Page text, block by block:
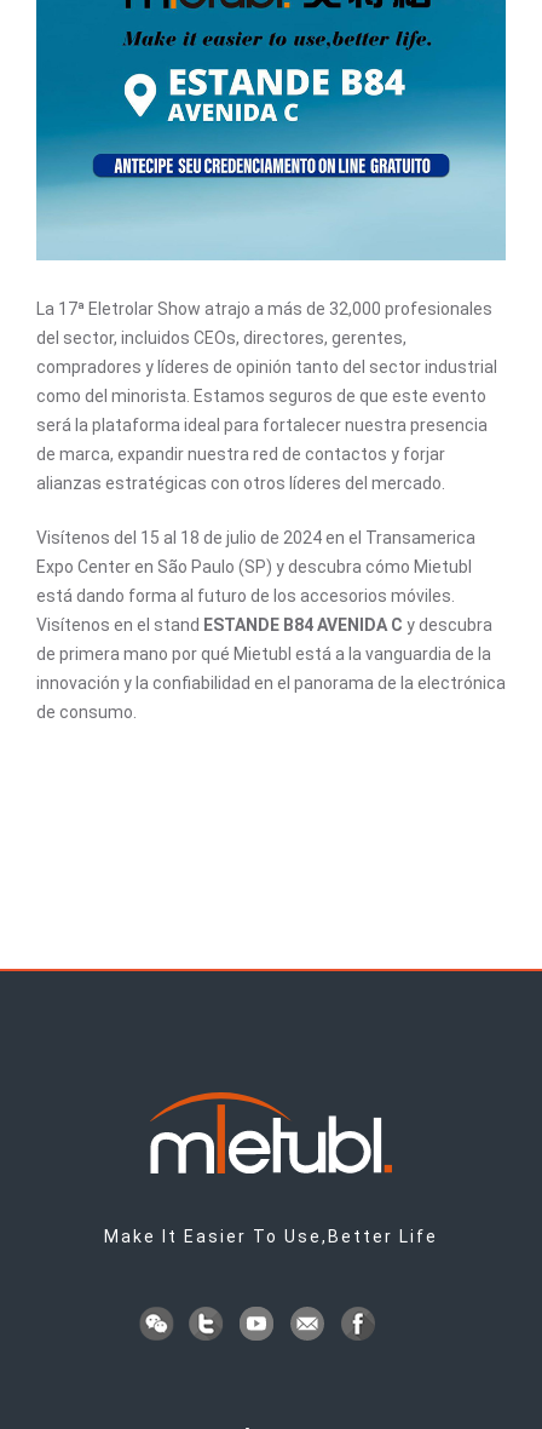
La 17ª Eletrolar Show atrajo a más de 32,000 profesionales
del sector, incluidos CEOs, directores, gerentes,
compradores y líderes de opinión tanto del sector industrial
como del minorista. Estamos seguros de que este evento
será la plataforma ideal para fortalecer nuestra presencia
de marca, expandir nuestra red de contactos y forjar
alianzas estratégicas con otros líderes del mercado.
Visítenos del 15 al 18 de julio de 2024 en el Transamerica
Expo Center en São Paulo (SP) y descubra cómo Mietubl
está dando forma al futuro de los accesorios móviles.
Visítenos en el stand ESTANDE B84 AVENIDA C y descubra
de primera mano por qué Mietubl está a la vanguardia de la
innovación y la confiabilidad en el panorama de la electrónica
de consumo.
Make It Easier To Use,Better Life